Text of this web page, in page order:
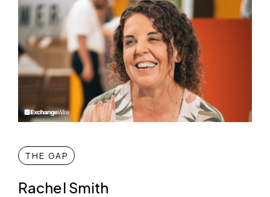
THE GAP
Rachel Smith